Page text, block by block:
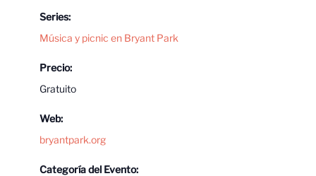
Series:
Música y picnic en Bryant Park
Precio:
Gratuito
Web:
bryantpark.org
Categoría del Evento: